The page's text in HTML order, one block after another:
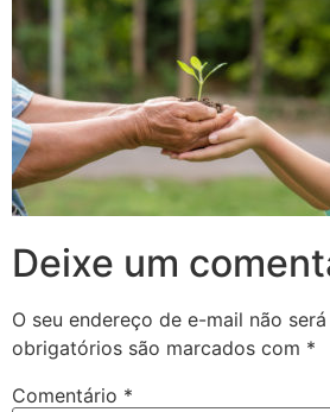
Deixe um
O seu endereço de e-mail não
obrigatórios são marcados com *
Comentário *